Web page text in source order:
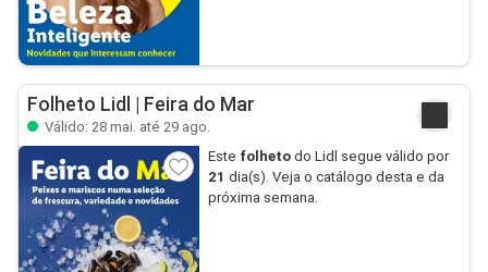
Folheto Lidl | Feira do Mar
Válido: 28 mai. até 29 ago.
Este folhetodo Lidl segue válido por
21 dia(s). Veja o catálogo desta e da
próxima semana.